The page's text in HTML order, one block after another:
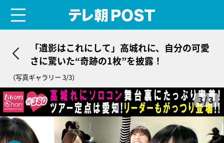
「遺影はこれにして」高城れに、自分の可愛
さに驚いた“奇跡の1枚”を披露！
（写真ギャラリー 3/3）
3/3